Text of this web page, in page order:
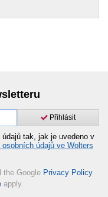
Přihlásit
tak, jak je uvedeno v
údajů ve Wolters
the Google Privacy Policy
apply.